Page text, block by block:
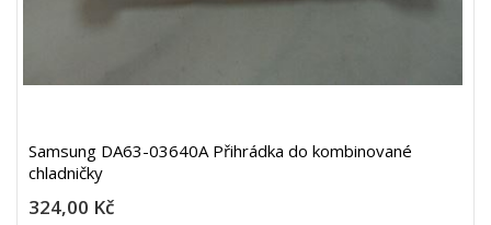
Samsung DA63-03640A Přihrádka do kombinované
chladničky
324,00 Kč